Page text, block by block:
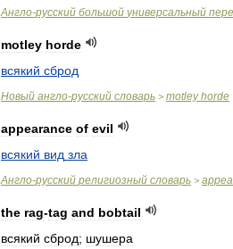
Англо-русский большой универсальный
motley horde
всякий сброд
Новый англо-русский словарь > motley horde
appearance of evil
всякий вид зла
Англо-русский религиозный словарь >
the rag-tag and bobtail
всякий сброд; шушера